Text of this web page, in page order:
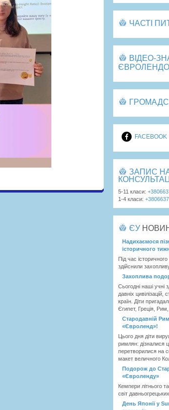
ЧАСТІ
ВІДЕО-
FACEBOOK
ЗАПИС
5-11 класи:
1-4 класи:
ЄУ
Надихаємося
історичного
Під час
здійснили
Захоплива
Сьогодні наші учні
давніх
країн. Діти
Єгипет, Греція, Рим,
Стародавній
«Євроленд»!
Цього дня діти
римлян: дізналися
перетворилися на
макет величного
Подорож до
«Євроленду»
Кемпери літнього
світ давньогрецьких
День Японії у